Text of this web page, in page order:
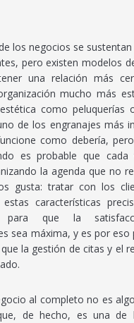
los negocios se
pero existen modelos
una relación más
mucho más
como peluquerías
de los engranajes más
como debería,
es probable que cada
la agenda que no
gusta: tratar con los
características
para que la
sea máxima, y es por eso
la gestión de citas y el
al completo no es
de hecho, es una de